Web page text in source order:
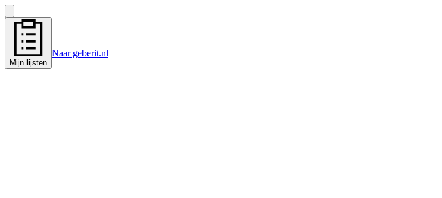
Mijn lijsten
Naar geberit.nl